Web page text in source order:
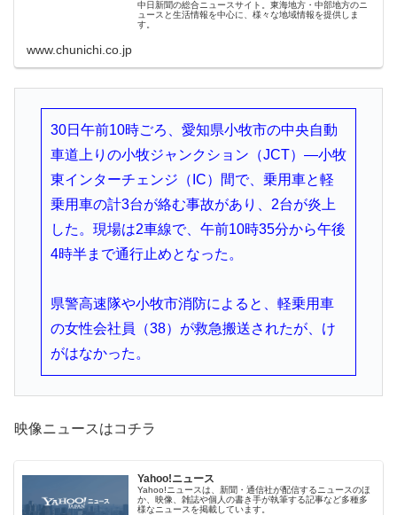
中日新聞の総合ニュースサイト。東海地方・中部地方のニ
ュースと生活情報を中心に、様々な地域情報を提供しま
す。
www.chunichi.co.jp
30日午前10時ごろ、愛知県小牧市の中央自動
車道上りの小牧ジャンクション（JCT）―小牧
東インターチェンジ（IC）間で、乗用車と軽
乗用車の計3台が絡む事故があり、2台が炎上
した。現場は2車線で、午前10時35分から午後
4時半まで通行止めとなった。
県警高速隊や小牧市消防によると、軽乗用車
の女性会社員（38）が救急搬送されたが、け
がはなかった。
映像ニュースはコチラ
Yahoo!ニュース
Yahoo!ニュースは、新聞・通信社が配信するニュースのほ
か、映像、雑誌や個人の書き手が執筆する記事など多種多
様なニュースを掲載しています。